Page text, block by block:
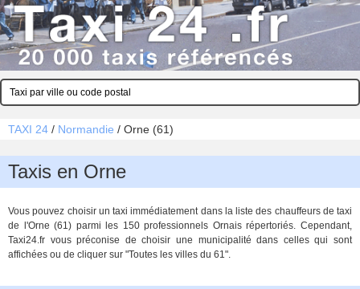
TAXI 24 / Normandie / Orne (61)
Taxis en Orne
Vous pouvez choisir un taxi immédiatement dans la liste des chauffeurs de taxi
de l'Orne (61) parmi les 150 professionnels Ornais répertoriés. Cependant,
Taxi24.fr vous préconise de choisir une municipalité dans celles qui sont
affichées ou de cliquer sur "Toutes les villes du 61".